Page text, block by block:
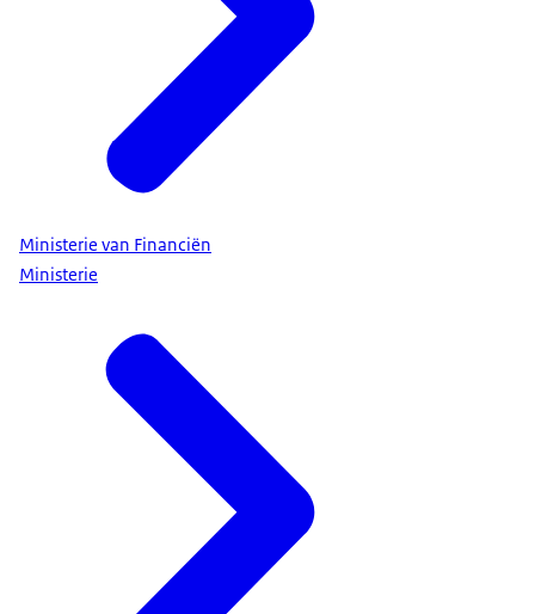
Ministerie van Financiën
Ministerie